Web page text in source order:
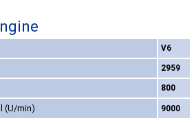
V6
2959
800
(U/min) 9000